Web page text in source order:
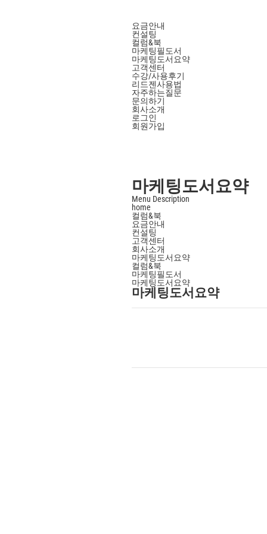
요금안내
컨설팅
컬럼&북
마케팅필도서
마케팅도서요약
고객센터
수강/사용후기
리드젠사용법
자주하는질문
문의하기
회사소개
로그인
회원가입
마케팅도서요약
Menu Description
home
컬럼&북
요금안내
컨설팅
고객센터
회사소개
마케팅도서요약
컬럼&북
마케팅필도서
마케팅도서요약
마케팅도서요약